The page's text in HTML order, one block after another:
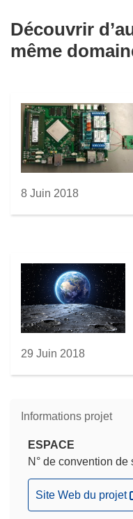
Découvrir
même
8 Juin 2018
29 Juin 2018
Informations projet
ESPACE
N° de convention
(s’ouvre
dans
Site Web du projet